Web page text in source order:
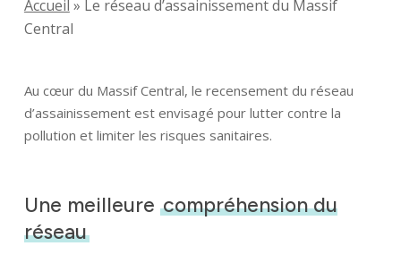
Accueil » Le réseau d’assainissement du Massif
Central
Au cœur du Massif Central, le recensement du réseau
d’assainissement est envisagé pour lutter contre la
pollution et limiter les risques sanitaires.
Une meilleure compréhension du
réseau